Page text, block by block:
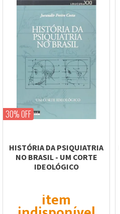
30% OFF
HISTÓRIA DA PSIQUIATRIA
NO BRASIL - UM CORTE
IDEOLÓGICO
item